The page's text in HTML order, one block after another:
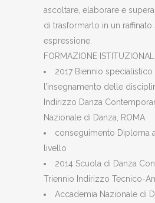
ascoltare, elaborare e
di trasformarlo in un
espressione.
FORMAZIONE
2017 Biennio specialistico
l’insegnamento delle
Indirizzo Danza
Nazionale di Danza, ROMA
conseguimento Diploma
livello
2014 Scuola di Danza
Triennio Indirizzo Tecnico-
Accademia Nazionale di